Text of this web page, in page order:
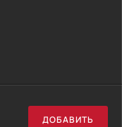
ДОБАВИТЬ